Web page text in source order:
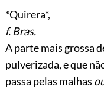
*Quirera*,
f. Bras.
A parte mais grossa
pulverizada, e que
passa pelas malhas